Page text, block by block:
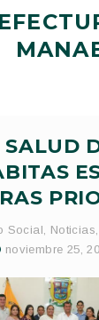
SALUD
Social Noticias
noviembre 25,